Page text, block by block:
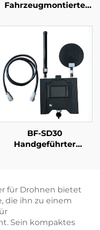
Fahrzeugmontierte
Drohnen-Ausrüstung
BF-SD30
Handgeführter
für Drohnen bietet
die ihn zu einem
Sein kompaktes